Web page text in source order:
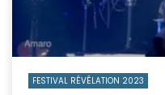
FESTIVAL RÉVÉLATION 2023